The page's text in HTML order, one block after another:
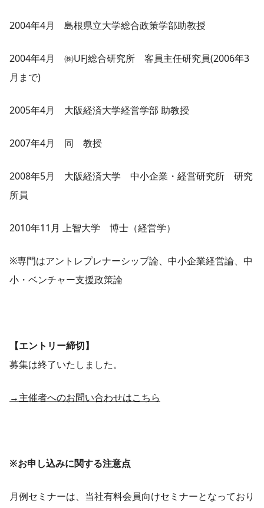
2004年4月 島根県立大学総合政策学部助教授
2004年4月 ㈱UFJ総合研究所 客員主任研究員(2006年3
月まで)
2005年4月 大阪経済大学経営学部 助教授
2007年4月 同 教授
2008年5月 大阪経済大学 中小企業・経営研究所 研究
所員
2010年11月 上智大学 博士（経営学）
※専門はアントレプレナーシップ論、中小企業経営論、中
小・ベンチャー支援政策論
【エントリー締切】
募集は終了いたしました。
→主催者へのお問い合わせはこちら
※お申し込みに関する注意点
月例セミナーは、当社有料会員向けセミナーとなっており